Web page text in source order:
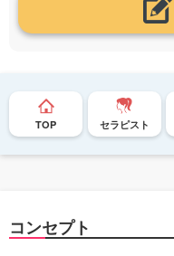
TOP セラピスト
コンセプト